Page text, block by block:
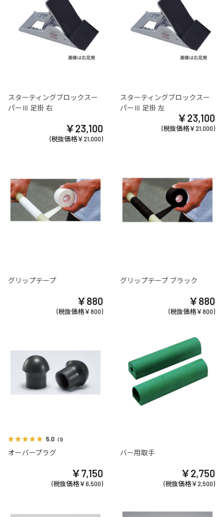
スターティングブロックスー
パーⅢ 足掛 右
￥23,100
(税抜価格￥21,000)
スターティングブロックスー
パーⅢ 足掛 左
￥23,100
(税抜価格￥21,000)
グリップテープ
￥880
(税抜価格￥800)
グリップテープ ブラック
￥880
(税抜価格￥800)
5.0 （1）
オーバープラグ
￥7,150
(税抜価格￥6,500)
バー用取手
￥2,750
(税抜価格￥2,500)